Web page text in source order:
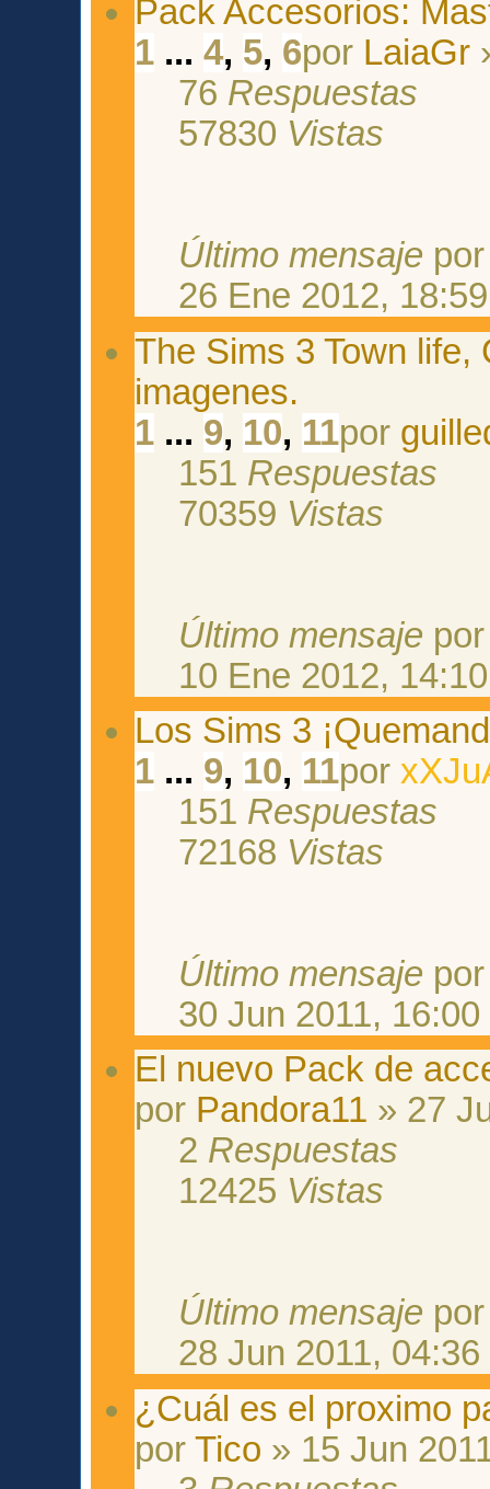
Pack Accesorios:
1 ...4, 5, 6por LaiaGr
76 Respuestas
57830 Vistas
Último mensaje
26 Ene 2012, 18:59
The Sims 3 Town life,
imagenes.
1 ... 9, 10, 11por
151 Respuestas
70359 Vistas
Último mensaje
10 Ene 2012, 14:10
Los Sims 3
1 ... 9, 10, 11por
151 Respuestas
72168 Vistas
Último mensaje
30 Jun 2011, 16:00
El nuevo Pack de
por Pandora11 » 27
2 Respuestas
12425 Vistas
Último mensaje
28 Jun 2011, 04:36
¿Cuál es el proximo
porTico » 15 Jun